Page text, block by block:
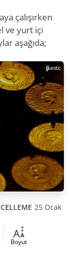
çalışırken
ve yurt içi
aşağıda;
25 Ocak
Boyut